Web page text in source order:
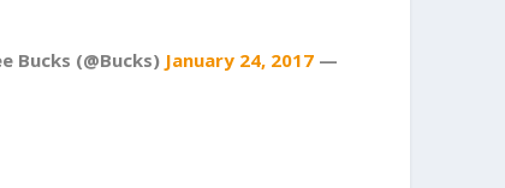
— Milwaukee Bucks (@Bucks)
January 24, 2017